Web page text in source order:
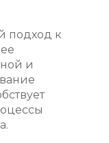
подход к
и